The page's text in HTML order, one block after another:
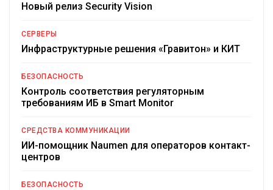
Новый релиз Security Vision
СЕРВЕРЫ
Инфраструктурные решения «Гравитон» и КИТ
БЕЗОПАСНОСТЬ
Контроль соответствия регуляторным
требованиям ИБ в Smart Monitor
СРЕДСТВА КОММУНИКАЦИИ
ИИ-помощник Naumen для операторов контакт-
центров
БЕЗОПАСНОСТЬ